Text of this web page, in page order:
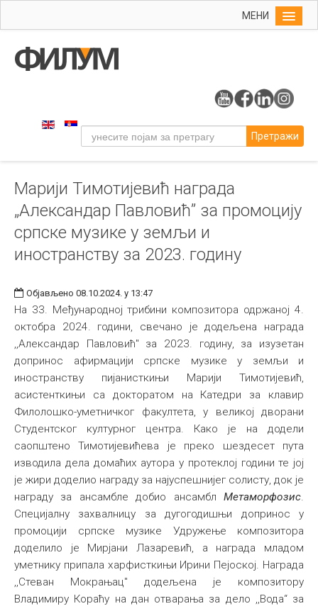
МЕНИ
Упис
Уметност
Музичка уметност
Примењена и ликовна уметност
Галерија
Издаваштво
Библиотека
Студенти
Претражи
Марији Тимотијевић награда
„Александар Павловић” за промоцију
српске музике у земљи и
иностранству за 2023. годину
Објављено 08.10.2024. у 13:47
На 33. Међународној трибини композитора одржаној 4.
октобра 2024. години, свечано је додељена награда
,,Александар Павловић" за 2023. годину, за изузетан
допринос афирмацији српске музике у земљи и
иностранству пијанисткињи Марији Тимотијевић,
асистенткињи са докторатом на Катедри за клавир
Филолошко-уметничког факултета, у великој дворани
Студентског културног центра. Како је на додели
саопштено Тимотијевићева је преко шездесет пута
изводила дела домаћих аутора у протеклој години те јој
је жири доделио награду за најуспешнијег солисту, док је
награду за ансамбле добио ансамбл Метаморфозис.
Специјалну захвалницу за дугогодишњи допринос у
промоцији српске музике Удружење композитора
доделило је Мирјани Лазаревић, а награда младом
уметнику припала харфисткињи Ирини Пејоској. Награда
,,Стеван Мокрањац" додељена је композитору
Владимиру Кораћу на дан отварања за дело ,,Вода“ за